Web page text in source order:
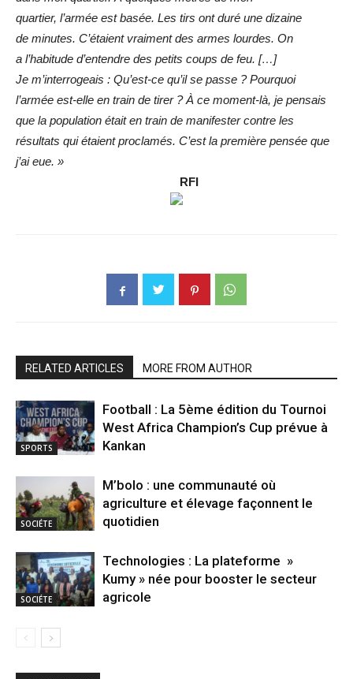
quartier, l’armée est basée. Les tirs ont duré une dizaine
de minutes. C’étaient vraiment des armes lourdes. On
a l’habitude d’entendre des petits coups de feu. […]
Je m’interrogeais : Qu’est-ce qu’il se passe ? Pourquoi
l’armée est-elle en train de tirer ? À ce moment-là, je pensais
que la population était en train de manifester contre les
résultats qui étaient proclamés. C’est la première pensée que
j’aieue. »
RFI
RELATED ARTICLES MORE FROM AUTHOR
SPORTS
Football : La 5ème édition du Tournoi
West Africa Champion’s Cup prévue à
Kankan
SOCIÉTE
M’bolo : une communauté où
agriculture et élevage façonnent le
quotidien
SOCIÉTE
Technologies : La plateforme »
Kumy » née pour booster le secteur
agricole